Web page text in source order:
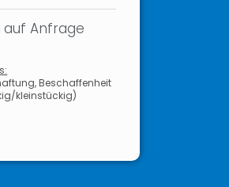
auf Anfrage
Beschaffenheit
kleinstückig)